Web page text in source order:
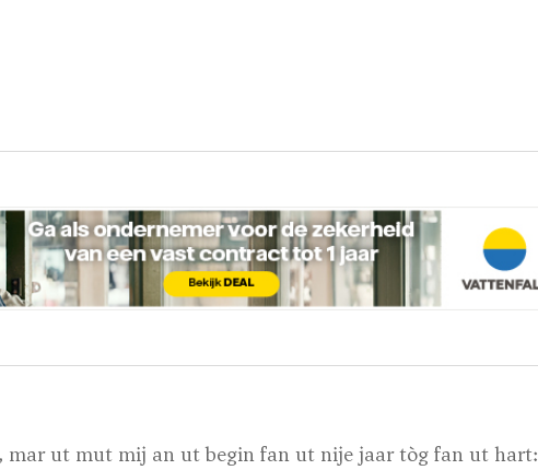
mar ut mut mij an ut begin fan ut nije jaar tòg fan ut hart: